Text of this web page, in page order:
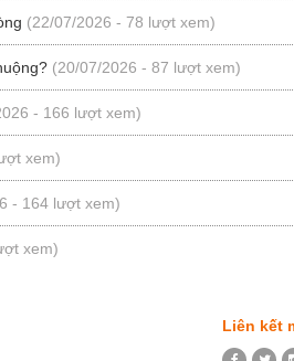
(22/07/2026 - 78 lượt xem)
(20/07/2026 - 87 lượt xem)
- 166 lượt xem)
xem)
- 164 lượt xem)
xem)
Liên kết